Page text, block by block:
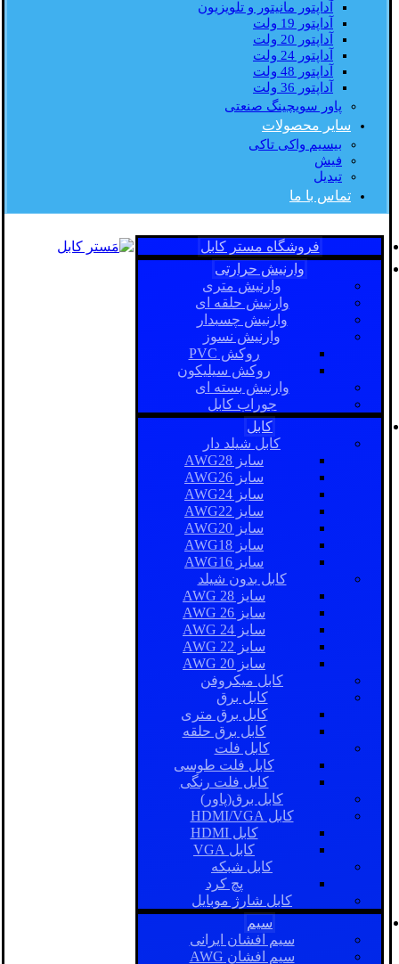
آداپتور مانیتور و تلویزیون
آداپتور 19 ولت
آداپتور 20 ولت
آداپتور 24 ولت
آداپتور 48 ولت
آداپتور 36 ولت
پاور سویچینگ صنعتی
سایر محصولات
بیسیم واکی تاکی
فیش
تبدیل
تماس با ما
فروشگاه مستر کابل
وارنیش حرارتی
وارنیش متری
وارنیش حلقه ای
وارنیش چسبدار
وارنیش نسوز
روکش PVC
روکش سیلیکون
وارنیش بسته ای
جوراب کابل
کابل
کابل شیلد دار
سایز AWG28
سایز AWG26
سایز AWG24
سایز AWG22
سایز AWG20
سایز AWG18
سایز AWG16
کابل بدون شیلد
سایز AWG 28
سایز AWG 26
سایز AWG 24
سایز AWG 22
سایز AWG 20
کابل میکروفن
کابل برق
کابل برق متری
کابل برق حلقه
کابل فلت
کابل فلت طوسی
کابل فلت رنگی
کابل برق(پاور)
کابل HDMI/VGA
کابل HDMI
کابل VGA
کابل شبکه
پچ کرد
کابل شارژ موبایل
سیم
سیم افشان ایرانی
سیم افشان AWG